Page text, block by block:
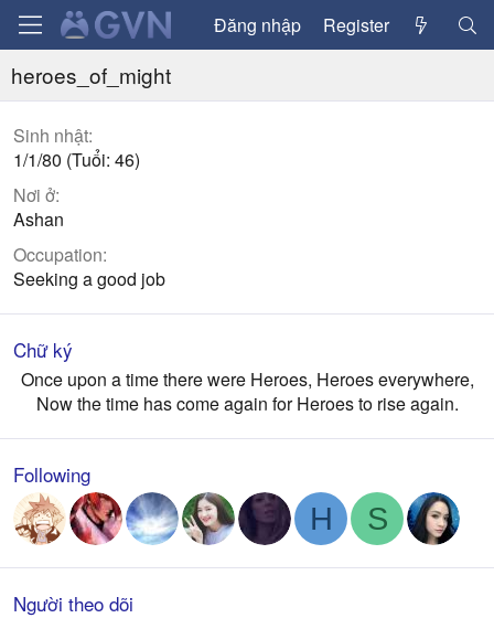
Đăng nhập Register
heroes_of_might
Sinh nhật
1/1/80 (Tuổi: 46)
Nơi ở
Ashan
Occupation
Seeking a good job
Chữ ký
Once upon a time there were Heroes, Heroes everywhere,
Now the time has come again for Heroes to rise again.​
Following
H S
Người theo dõi